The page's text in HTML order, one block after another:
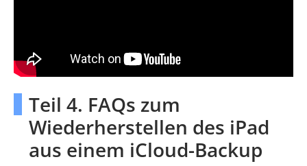
Teil 4. FAQs zum
Wiederherstellen des iPad
aus einem iCloud-Backup